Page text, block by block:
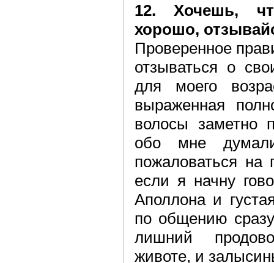
12. Хочешь,
хорошо,
Проверенное
отзываться о
для моего
выраженная
волосы заметно
обо мне
пожаловаться
если я начну
Аполлона и
по общению
лишний
животе, и